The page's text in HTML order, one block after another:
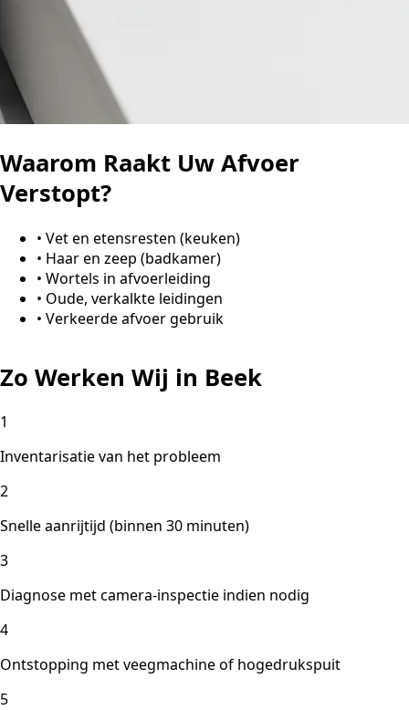
Waarom Raakt Uw Afvoer
Verstopt?
• Vet en etensresten (keuken)
• Haar en zeep (badkamer)
• Wortels in afvoerleiding
• Oude, verkalkte leidingen
• Verkeerde afvoer gebruik
Zo Werken Wij in Beek
1
Inventarisatie van het probleem
2
Snelle aanrijtijd (binnen 30 minuten)
3
Diagnose met camera-inspectie indien nodig
4
Ontstopping met veegmachine of hogedrukspuit
5